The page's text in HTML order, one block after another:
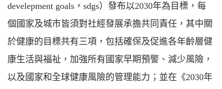
develepment goals，sdgs）發布以2030年為目標，每
個國家及城市皆須對社經發展承擔共同責任，其中關
於健康的目標共有三項，包括確保及促進各年齡層健
康生活與福祉，加強所有國家早期預警、減少風險，
以及國家和全球健康風險的管理能力；並在《2030年